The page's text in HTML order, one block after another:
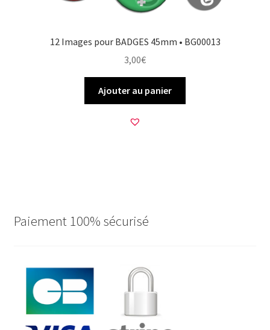
12 Images pour BADGES 45mm • BG00013
3,00€
Ajouter au panier
Paiement 100% sécurisé